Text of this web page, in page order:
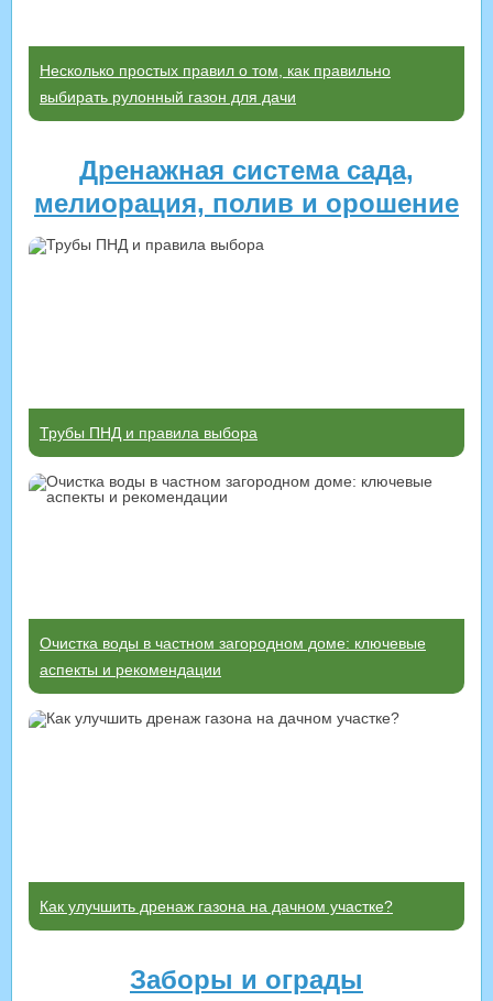
Несколько простых правил о том, как правильно
выбирать рулонный газон для дачи
Дренажная система сада,
мелиорация, полив и орошение
Трубы ПНД и правила выбора
Очистка воды в частном загородном доме: ключевые
аспекты и рекомендации
Как улучшить дренаж газона на дачном участке?
Заборы и ограды